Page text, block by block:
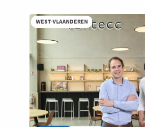
WEST-VLAANDEREN